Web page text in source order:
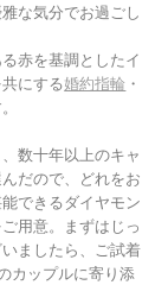
な気分でお過ごし
赤を基調としたイ
にする婚約指輪 ・
数十年以上のキャ
だので、どれをお
できるダイヤモン
用意。まずはじっ
ましたら、ご試着
カップルに寄り添